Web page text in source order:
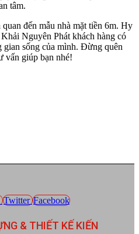
tâm.
đến mẫu nhà mặt tiền 6m. Hy
Nguyên Phát khách hàng có
gian sống của mình. Đừng quên
vấn giúp bạn nhé!
Twitter Facebook
& THIẾT KẾ KIẾN